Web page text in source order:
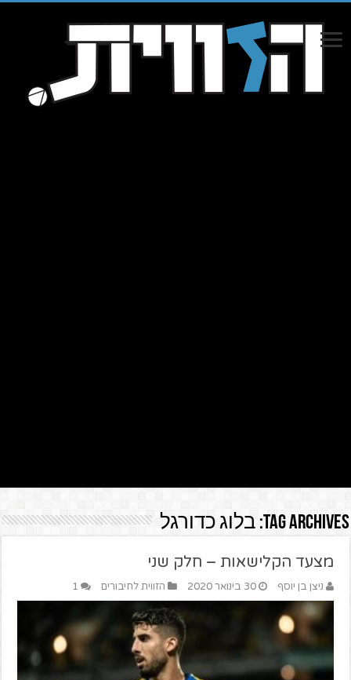
Tag Archives: בלוג כדורגל
מצעד הקלישאות – חלק שני
ניצן בן יוסף 30 בינואר 2020 הזווית לחיבורים 1